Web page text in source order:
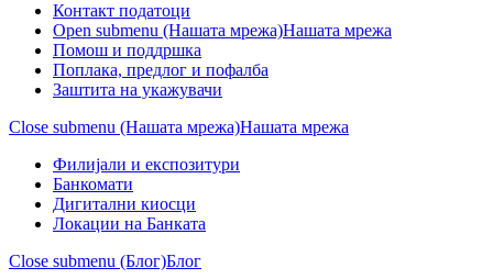
Контакт податоци
Open submenu (Нашата мрежа)Нашата мрежа
Помош и поддршка
Поплака, предлог и пофалба
Заштита на укажувачи
Close submenu (Нашата мрежа)Нашата мрежа
Филијали и експозитури
Банкомати
Дигитални киосци
Локации на Банката
Close submenu (Блог)Блог